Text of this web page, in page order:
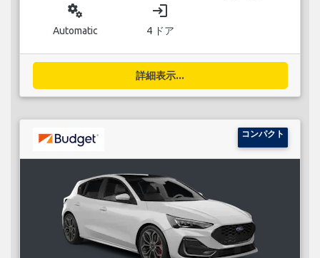
miscellaneous_services
Automatic
login
4 ドア
詳細表示...
コンパクト